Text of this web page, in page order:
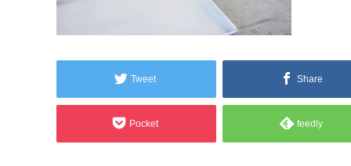
Tweet Share
Pocket feedly